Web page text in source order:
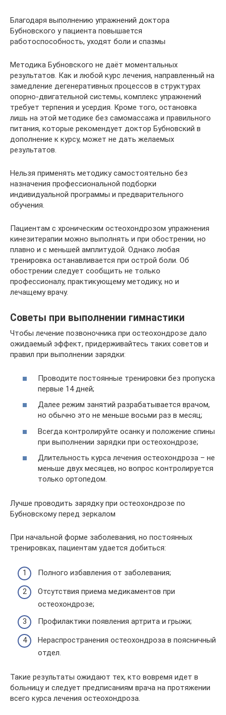
Благодаря выполнению упражнений доктора
Бубновского у пациента повышается
работоспособность, уходят боли и спазмы
Методика Бубновского не даёт моментальных
результатов. Как и любой курс лечения, направленный на
замедление дегенеративных процессов в структурах
опорно-двигательной системы, комплекс упражнений
требует терпения и усердия. Кроме того, остановка
лишь на этой методике без самомассажа и правильного
питания, которые рекомендует доктор Бубновский в
дополнение к курсу, может не дать желаемых
результатов.
Нельзя применять методику самостоятельно без
назначения профессиональной подборки
индивидуальной программы и предварительного
обучения.
Пациентам с хроническим остеохондрозом упражнения
кинезитерапии можно выполнять и при обострении, но
плавно и с меньшей амплитудой. Однако любая
тренировка останавливается при острой боли. Об
обострении следует сообщить не только
профессионалу, практикующему методику, но и
лечащему врачу.
Советы при выполнении гимнастики
Чтобы лечение позвоночника при остеохондрозе дало
ожидаемый эффект, придерживайтесь таких советов и
правил при выполнении зарядки:
Проводите постоянные тренировки без пропуска
первые 14 дней;
Далее режим занятий разрабатывается врачом,
но обычно это не меньше восьми раз в месяц;
Всегда контролируйте осанку и положение спины
при выполнении зарядки при остеохондрозе;
Длительность курса лечения остеохондроза – не
меньше двух месяцев, но вопрос контролируется
только ортопедом.
Лучше проводить зарядку при остеохондрозе по
Бубновскому перед зеркалом
При начальной форме заболевания, но постоянных
тренировках, пациентам удается добиться:
Полного избавления от заболевания;
Отсутствия приема медикаментов при
остеохондрозе;
Профилактики появления артрита и грыжи;
Нераспространения остеохондроза в поясничный
отдел.
Такие результаты ожидают тех, кто вовремя идет в
больницу и следует предписаниям врача на протяжении
всего курса лечения остеохондроза.